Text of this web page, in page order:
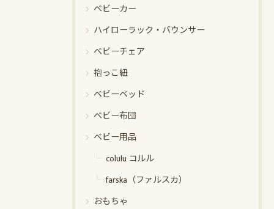
ベビーカー
ハイローラック・バウンサー
ベビーチェア
抱っこ紐
ベビーベッド
ベビー布団
ベビー用品
colulu コルル
farska（ファルスカ）
おもちゃ